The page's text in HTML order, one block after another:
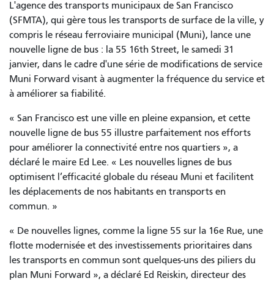
L'agence des transports municipaux de San Francisco
(SFMTA), qui gère tous les transports de surface de la ville, y
compris le réseau ferroviaire municipal (Muni), lance une
nouvelle ligne de bus : la 55 16th Street, le samedi 31
janvier, dans le cadre d'une série de modifications de service
Muni Forward visant à augmenter la fréquence du service et
à améliorer sa fiabilité.
« San Francisco est une ville en pleine expansion, et cette
nouvelle ligne de bus 55 illustre parfaitement nos efforts
pour améliorer la connectivité entre nos quartiers », a
déclaré le maire Ed Lee. « Les nouvelles lignes de bus
optimisent l’efficacité globale du réseau Muni et facilitent
les déplacements de nos habitants en transports en
commun. »
« De nouvelles lignes, comme la ligne 55 sur la 16e Rue, une
flotte modernisée et des investissements prioritaires dans
les transports en commun sont quelques-uns des piliers du
plan Muni Forward », a déclaré Ed Reiskin, directeur des